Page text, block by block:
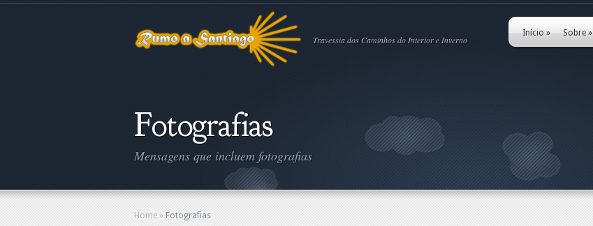
Travessia dos Caminhos do Interior e Inverno
Início » Sobre»
Fotografias
Mensagens que incluem fotografias
Home » Fotografias